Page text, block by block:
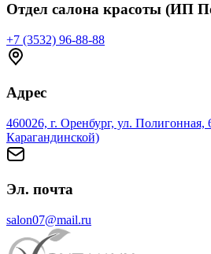
Отдел салона красоты (ИП
+7 (3532) 96-88-88
Адрес
460026, г. Оренбург, ул. Полигонная,
Карагандинской)
Эл. почта
salon07@mail.ru